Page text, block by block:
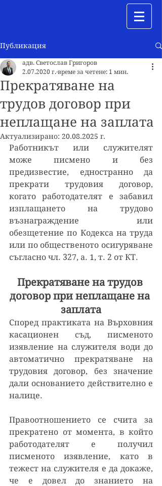
Публикация
Прекратяване на
трудов договор при
неплащане на заплата
адв. Светослав Григоров
2.07.2020 г. време за четене: 1 мин.
Актуализирано: 20.08.2025 г.
Работникът или служителят
може писмено и без
предизвестие, едностранно да
прекрати трудовия договор,
когато работодателят е забавил
изплащането на трудово
възнаграждение или
обезщетение по Кодекса на труда
или по общественото осигуряване
съгласно чл. 327, а. 1, т. 2 от КТ.
Прекратяване на трудов
договор при неплащане на
заплата
Според практиката на Върховния
касационен съд, писменото
изявление на служителя води до
автоматично прекратяване на
трудовия договор, без значение
дали основанието действително е
налице.
Правоотношението се счита за
прекратено от момента, в който
работодателят е получил
писменото изявление, като в
тежест на служителя е да докаже,
че е довел до знанието на